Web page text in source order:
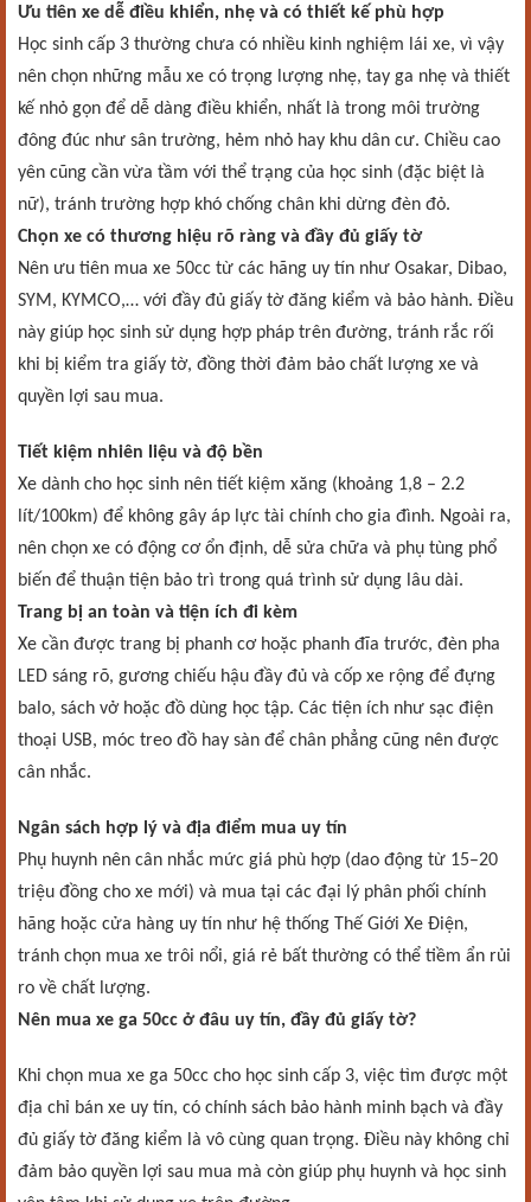
Ưu tiên xe dễ điều khiển, nhẹ và có thiết kế phù hợp
Học sinh cấp 3 thường chưa có nhiều kinh nghiệm lái xe, vì vậy
nên chọn những mẫu xe có trọng lượng nhẹ, tay ga nhẹ và thiết
kế nhỏ gọn để dễ dàng điều khiển, nhất là trong môi trường
đông đúc như sân trường, hẻm nhỏ hay khu dân cư. Chiều cao
yên cũng cần vừa tầm với thể trạng của học sinh (đặc biệt là
nữ), tránh trường hợp khó chống chân khi dừng đèn đỏ.
Chọn xe có thương hiệu rõ ràng và đầy đủ giấy tờ
Nên ưu tiên mua xe 50cc từ các hãng uy tín như Osakar, Dibao,
SYM, KYMCO,… với đầy đủ giấy tờ đăng kiểm và bảo hành. Điều
này giúp học sinh sử dụng hợp pháp trên đường, tránh rắc rối
khi bị kiểm tra giấy tờ, đồng thời đảm bảo chất lượng xe và
quyền lợi sau mua.
Tiết kiệm nhiên liệu và độ bền
Xe dành cho học sinh nên tiết kiệm xăng (khoảng 1,8 – 2.2
lít/100km) để không gây áp lực tài chính cho gia đình. Ngoài ra,
nên chọn xe có động cơ ổn định, dễ sửa chữa và phụ tùng phổ
biến để thuận tiện bảo trì trong quá trình sử dụng lâu dài.
Trang bị an toàn và tiện ích đi kèm
Xe cần được trang bị phanh cơ hoặc phanh đĩa trước, đèn pha
LED sáng rõ, gương chiếu hậu đầy đủ và cốp xe rộng để đựng
balo, sách vở hoặc đồ dùng học tập. Các tiện ích như sạc điện
thoại USB, móc treo đồ hay sàn để chân phẳng cũng nên được
cân nhắc.
Ngân sách hợp lý và địa điểm mua uy tín
Phụ huynh nên cân nhắc mức giá phù hợp (dao động từ 15–20
triệu đồng cho xe mới) và mua tại các đại lý phân phối chính
hãng hoặc cửa hàng uy tín như hệ thống Thế Giới Xe Điện,
tránh chọn mua xe trôi nổi, giá rẻ bất thường có thể tiềm ẩn rủi
ro về chất lượng.
Nên mua xe ga 50cc ở đâu uy tín, đầy đủ giấy tờ?
Khi chọn mua xe ga 50cc cho học sinh cấp 3, việc tìm được một
địa chỉ bán xe uy tín, có chính sách bảo hành minh bạch và đầy
đủ giấy tờ đăng kiểm là vô cùng quan trọng. Điều này không chỉ
đảm bảo quyền lợi sau mua mà còn giúp phụ huynh và học sinh